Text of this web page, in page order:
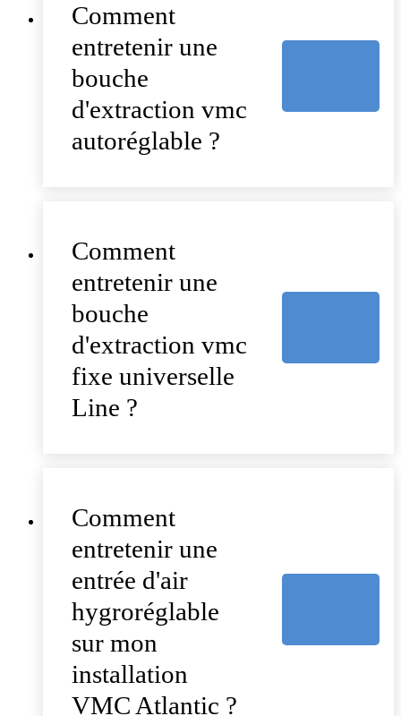
Comment
entretenir une
bouche
d'extraction vmc
autoréglable ?
Comment
entretenir une
bouche
d'extraction vmc
fixe universelle
Line ?
Comment
entretenir une
entrée d'air
hygroréglable
sur mon
installation
VMC Atlantic ?